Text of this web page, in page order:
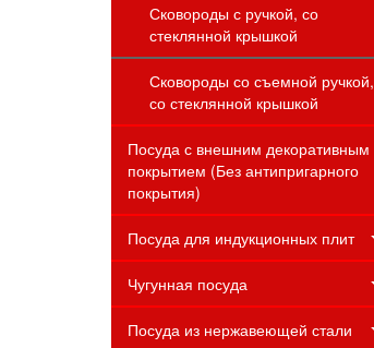
Сковороды с ручкой, со
стеклянной крышкой
Сковороды со съемной ручкой,
со стеклянной крышкой
Посуда с внешним декоративным
покрытием (Без антипригарного
покрытия)
Посуда для индукционных плит
Чугунная посуда
Посуда из нержавеющей стали